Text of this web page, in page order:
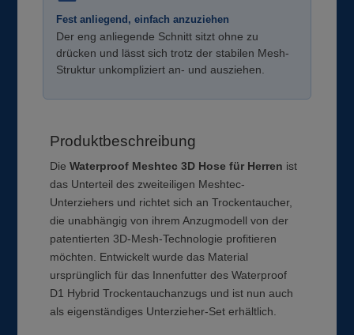
Fest anliegend, einfach anzuziehen
Der eng anliegende Schnitt sitzt ohne zu
drücken und lässt sich trotz der stabilen Mesh-
Struktur unkompliziert an- und ausziehen.
Produktbeschreibung
DieWaterproof Meshtec 3D Hose für Herren ist
das Unterteil des zweiteiligen Meshtec-
Unterziehers und richtet sich an Trockentaucher,
die unabhängig von ihrem Anzugmodell von der
patentierten 3D-Mesh-Technologie profitieren
möchten. Entwickelt wurde das Material
ursprünglich für das Innenfutter des Waterproof
D1 Hybrid Trockentauchanzugs und ist nun auch
als eigenständiges Unterzieher-Set erhältlich.